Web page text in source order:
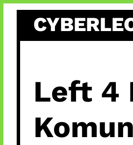
content
Left 4